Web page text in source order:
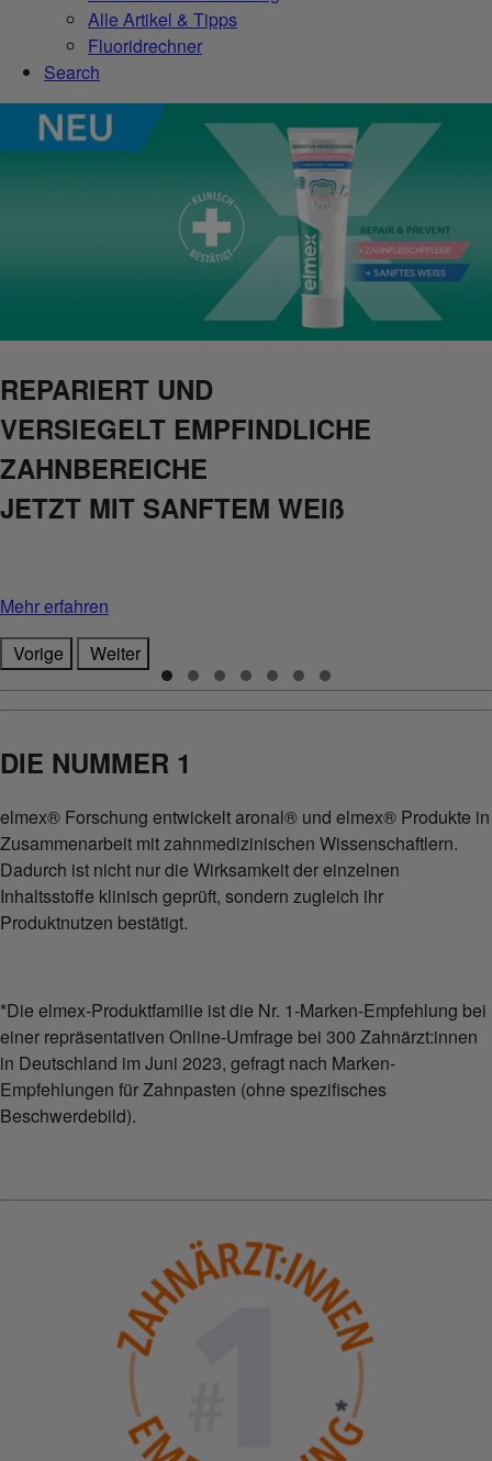
Alle Artikel & Tipps
Fluoridrechner
Search
REPARIERT UND
VERSIEGELT EMPFINDLICHE
ZAHNBEREICHE
JETZT MIT SANFTEM WEIß
Mehr erfahren
Vorige
Weiter
DIE NUMMER 1
elmex® Forschung entwickelt aronal® und elmex® Produkte in
Zusammenarbeit mit zahnmedizinischen Wissenschaftlern.
Dadurch ist nicht nur die Wirksamkeit der einzelnen
Inhaltsstoffe klinisch geprüft, sondern zugleich ihr
Produktnutzen bestätigt.
*Die elmex-Produktfamilie ist die Nr. 1-Marken-Empfehlung bei
einer repräsentativen Online-Umfrage bei 300 Zahnärzt:innen
in Deutschland im Juni 2023, gefragt nach Marken-
Empfehlungen für Zahnpasten (ohne spezifisches
Beschwerdebild).